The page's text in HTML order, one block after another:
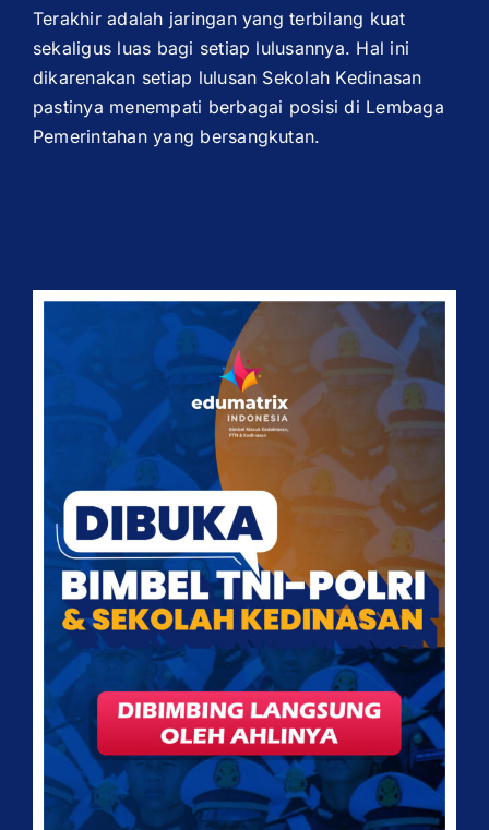
Terakhir adalah jaringan yang terbilang kuat
sekaligus luas bagi setiap lulusannya. Hal ini
dikarenakan setiap lulusan Sekolah Kedinasan
pastinya menempati berbagai posisi di Lembaga
Pemerintahan yang bersangkutan.